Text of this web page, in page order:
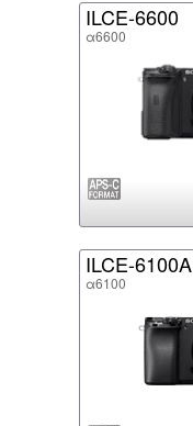
ILCE-6600
α6600
ILCE-6100A
α6100